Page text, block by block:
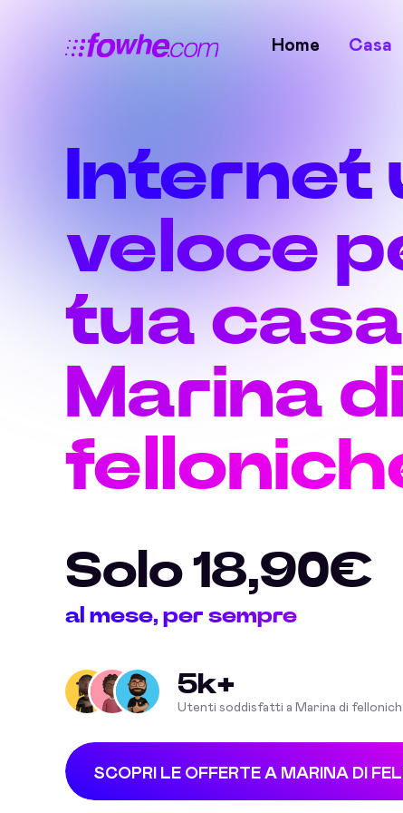
Home Casa
Internet
veloce
tua
Marina di
Solo 18,90€
al mese, per sempre
5k+
Utenti soddisfatti a Marina di
SCOPRI LE OFFERTE A MARINA DI